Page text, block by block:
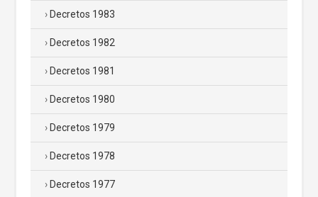
Decretos 1983
Decretos 1982
Decretos 1981
Decretos 1980
Decretos 1979
Decretos 1978
Decretos 1977